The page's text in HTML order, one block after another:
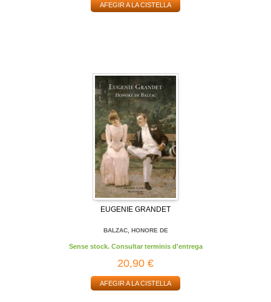
AFEGIR A LA CISTELLA
EUGENIE GRANDET
BALZAC, HONORE DE
Sense stock. Consultar terminis d'entrega
20,90 €
AFEGIR A LA CISTELLA